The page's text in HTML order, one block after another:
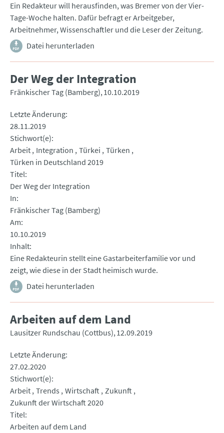
Ein Redakteur will herausfinden, was Bremer von der Vier-
Tage-Woche halten. Dafür befragt er Arbeitgeber,
Arbeitnehmer, Wissenschaftler und die Leser der Zeitung.
Datei herunterladen
Der Weg der Integration
Fränkischer Tag (Bamberg) 10.10.2019
Letzte Änderung
28.11.2019
Stichwort(e)
Arbeit Integration Türkei Türken
Türken in Deutschland 2019
Titel
Der Weg der Integration
In
Fränkischer Tag (Bamberg)
Am
10.10.2019
Inhalt
Eine Redakteurin stellt eine Gastarbeiterfamilie vor und
zeigt, wie diese in der Stadt heimisch wurde.
Datei herunterladen
Arbeiten auf dem Land
Lausitzer Rundschau (Cottbus) 12.09.2019
Letzte Änderung
27.02.2020
Stichwort(e)
Arbeit Trends Wirtschaft Zukunft
Zukunft der Wirtschaft 2020
Titel
Arbeiten auf dem Land